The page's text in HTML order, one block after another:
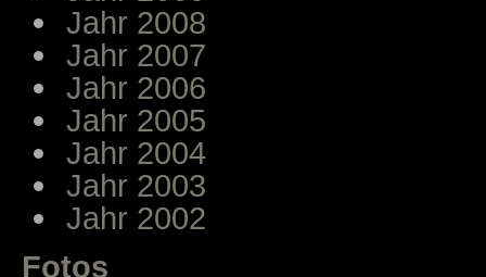
Jahr 2008
Jahr 2007
Jahr 2006
Jahr 2005
Jahr 2004
Jahr 2003
Jahr 2002
Fotos